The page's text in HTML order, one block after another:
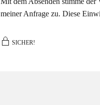
meiner Anfrage zu. Diese
SICHER!